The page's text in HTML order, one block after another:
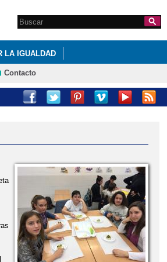
Formulario de
búsqueda
Search this site
LA IGUALDAD
Contacto